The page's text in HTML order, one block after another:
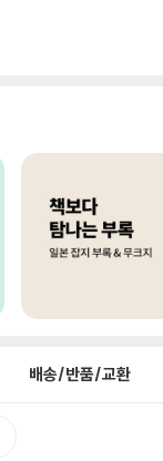
배송/반품/교환